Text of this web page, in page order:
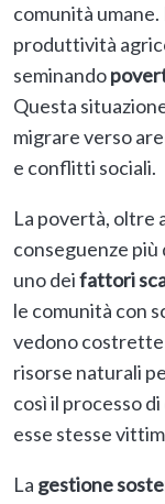
comunità
produttività
seminando
Questa
migrare verso
e conflitti sociali.
La povertà, oltre
conseguenze
uno deifattori
le comunità con
vedono costrette
risorse naturali
così il processo
esse stesse
La gestione